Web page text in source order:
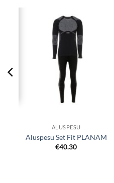
soovinimekirjale
ALUSPESU
Aluspesu Set Fit PLANAM
€40.30